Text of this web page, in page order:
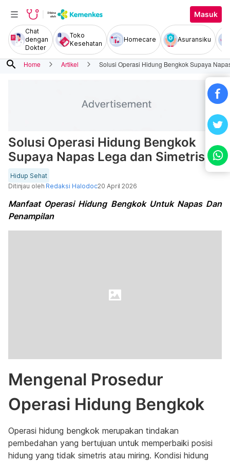
Masuk
Chat
dengan
Dokter
Toko
Kesehatan
Homecare Asuransiku
search Home Artikel Solusi Operasi Hidung Bengkok Supaya
Solusi Operasi Hidung Bengkok
Supaya Napas Lega dan Simetris
Hidup Sehat
Ditinjau oleh Redaksi Halodoc20 April 2026
Manfaat Operasi Hidung Bengkok Untuk Napas Dan
Penampilan
Mengenal Prosedur
Operasi Hidung Bengkok
Operasi hidung bengkok merupakan tindakan
pembedahan yang bertujuan untuk memperbaiki posisi
hidung yang tidak simetris atau miring. Kondisi hidung